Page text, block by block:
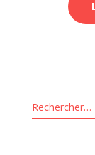
Rechercher…